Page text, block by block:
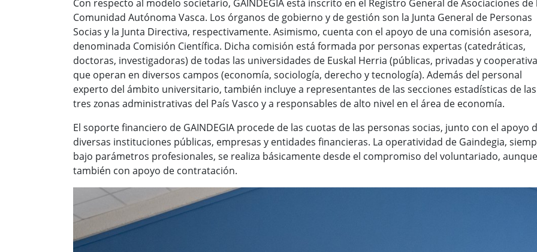
Con respecto al modelo societario, GAINDEGIA está inscrito en el Registro General de Asociaciones de
Comunidad Autónoma Vasca. Los órganos de gobierno y de gestión son la Junta General de Personas
Socias y la Junta Directiva, respectivamente. Asimismo, cuenta con el apoyo de una comisión asesora,
denominada Comisión Científica. Dicha comisión está formada por personas expertas (catedráticas,
doctoras, investigadoras) de todas las universidades de Euskal Herria (públicas, privadas y
que operan en diversos campos (economía, sociología, derecho y tecnología). Además del personal
experto del ámbito universitario, también incluye a representantes de las secciones estadísticas de las
tres zonas administrativas del País Vasco y a responsables de alto nivel en el área de economía.
El soporte financiero de GAINDEGIA procede de las cuotas de las personas socias, junto con el apoyo
diversas instituciones públicas, empresas y entidades financieras. La operatividad de Gaindegia,
bajo parámetros profesionales, se realiza básicamente desde el compromiso del voluntariado, aunque
también con apoyo de contratación.